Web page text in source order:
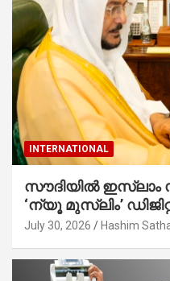
INTERNATIONAL
സൗദിയില്‍ ഇസ്‌ലാം
‘ന്യൂ മുസ്ലിം’
ആരംഭിച്ചു
July 30, 2026 Hashim